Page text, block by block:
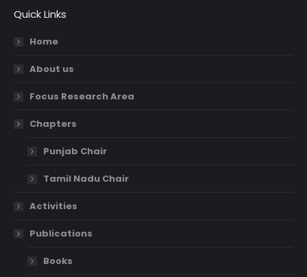
Quick Links
Home
About us
Focus Research Area
Chapters
Punjab Chair
Tamil Nadu Chair
Activities
Publications
Books